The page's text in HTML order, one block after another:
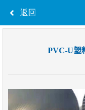
返回
PVC-U塑